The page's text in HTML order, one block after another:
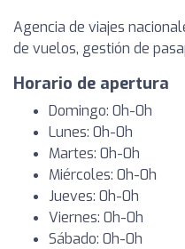
Agencia de viajes
de vuelos, gestión de
Horario de apertura
Domingo: 0h-0h
Lunes: 0h-0h
Martes: 0h-0h
Miércoles: 0h-0h
Jueves: 0h-0h
Viernes: 0h-0h
Sábado: 0h-0h